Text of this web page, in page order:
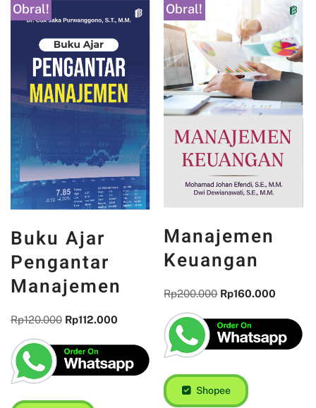
Obral!
Buku Ajar
Pengantar
Manajemen
Rp120.000 Rp112.000
Obral!
Manajemen
Keuangan
Rp200.000 Rp160.000
Shopee